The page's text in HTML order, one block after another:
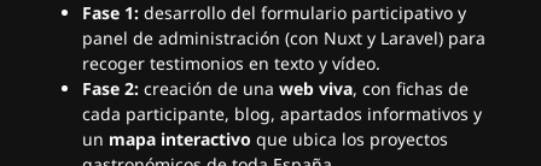
Fase 1:desarrollo del formulario participativo y
panel de administración (con Nuxt y Laravel) para
recoger testimonios en texto y vídeo.
Fase 2:creación de una web viva, con fichas de
cada participante, blog, apartados informativos y
un mapa interactivo que ubica los proyectos